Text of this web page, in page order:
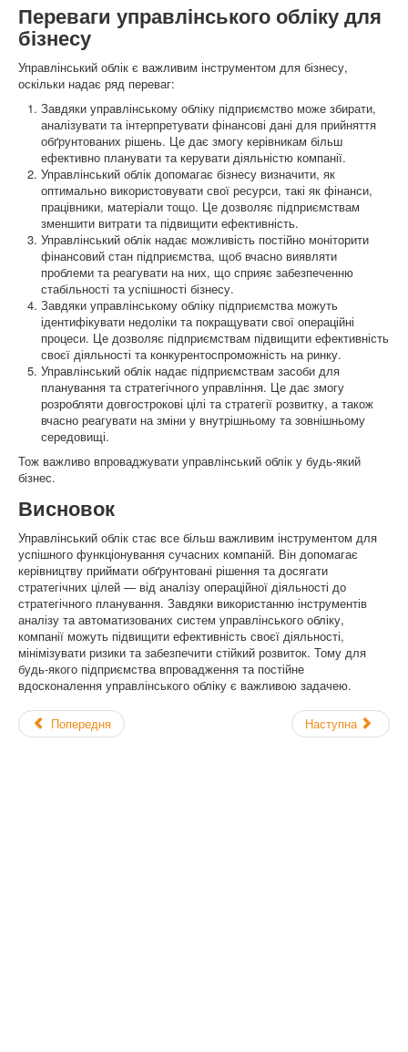
Переваги управлінського обліку для
бізнесу
Управлінський облік є важливим інструментом для бізнесу,
оскільки надає ряд переваг:
Завдяки управлінському обліку підприємство може збирати,
аналізувати та інтерпретувати фінансові дані для прийняття
обґрунтованих рішень. Це дає змогу керівникам більш
ефективно планувати та керувати діяльністю компанії.
Управлінський облік допомагає бізнесу визначити, як
оптимально використовувати свої ресурси, такі як фінанси,
працівники, матеріали тощо. Це дозволяє підприємствам
зменшити витрати та підвищити ефективність.
Управлінський облік надає можливість постійно моніторити
фінансовий стан підприємства, щоб вчасно виявляти
проблеми та реагувати на них, що сприяє забезпеченню
стабільності та успішності бізнесу.
Завдяки управлінському обліку підприємства можуть
ідентифікувати недоліки та покращувати свої операційні
процеси. Це дозволяє підприємствам підвищити ефективність
своєї діяльності та конкурентоспроможність на ринку.
Управлінський облік надає підприємствам засоби для
планування та стратегічного управління. Це дає змогу
розробляти довгострокові цілі та стратегії розвитку, а також
вчасно реагувати на зміни у внутрішньому та зовнішньому
середовищі.
Тож важливо впроваджувати управлінський облік у будь-який
бізнес.
Висновок
Управлінський облік стає все більш важливим інструментом для
успішного функціонування сучасних компаній. Він допомагає
керівництву приймати обґрунтовані рішення та досягати
стратегічних цілей — від аналізу операційної діяльності до
стратегічного планування. Завдяки використанню інструментів
аналізу та автоматизованих систем управлінського обліку,
компанії можуть підвищити ефективність своєї діяльності,
мінімізувати ризики та забезпечити стійкий розвиток. Тому для
будь-якого підприємства впровадження та постійне
вдосконалення управлінського обліку є важливою задачею.
Попередня Наступна